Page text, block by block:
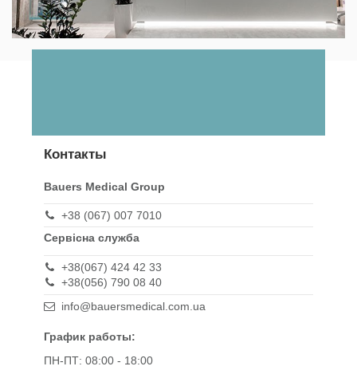
Контакты
Bauers Medical Group
+38 (067) 007 7010
Сервісна служба
+38(067) 424 42 33
+38(056) 790 08 40
info@bauersmedical.com.ua
График работы:
ПН-ПТ: 08:00 - 18:00